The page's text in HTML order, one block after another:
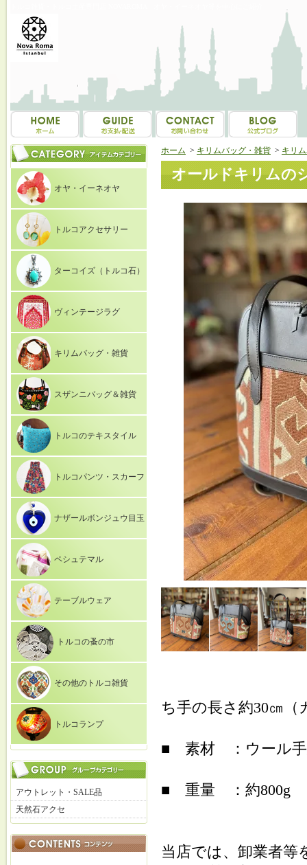
オヤ・イーネオヤ
トルコアクセサリー
ターコイズ（トルコ石）
ヴィンテージラグ
キリムバッグ・雑貨
スザンニバッグ＆雑貨
トルコのテキスタイル
トルコパンツ・スカーフ
ナザールボンジュウ目玉
ペシュテマル
テーブルウェア
トルコの蚤の市
その他のトルコ雑貨
トルコランプ
アウトレット・SALE品
天然石アクセ
ホーム > キリムバッグ・雑貨 > キリ
オールドキリムの
ち手の長さ約30㎝
■ 素材 ：ウール
■ 重量 ：約800g
当店では、卸業者等